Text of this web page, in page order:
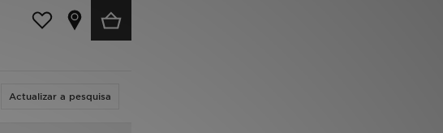
Actualizar a pesquisa